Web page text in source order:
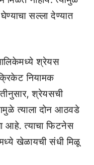
सल्ला देण्यात
श्रेयस
नियामक
श्रेयसची
त्याला दोन आठवडे
आहे. त्याचा फिटनेस
खेळायची संधी मिळू